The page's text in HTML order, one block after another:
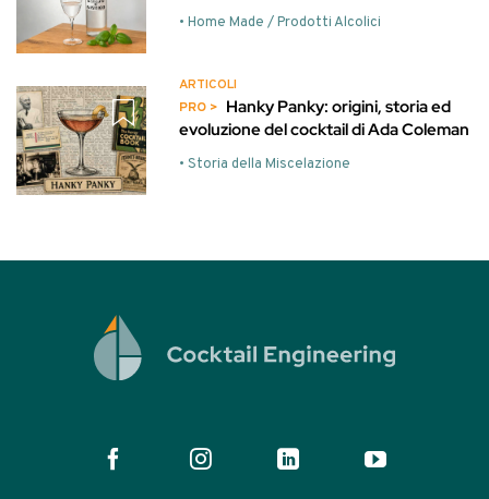
• Home Made / Prodotti Alcolici
ARTICOLI
Hanky Panky: origini, storia ed
evoluzione del cocktail di Ada Coleman
• Storia della Miscelazione